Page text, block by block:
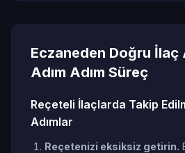
Eczaneden Doğru İlaç
Adım Adım Süreç
Reçeteli İlaçlarda Takip
Adımlar
Reçetenizi eksiksiz getirin.